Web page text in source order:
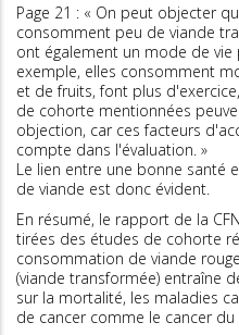
Page 21 : « On peut objecter
consomment peu de viande
ont également un mode de
exemple, elles consomment
et de fruits, font plus
de cohorte mentionnées
objection, car ces facteurs
compte dans l'évaluation. »
Le lien entre une bonne santé
de viande est donc évident.
En résumé, le rapport de la
tirées des études de cohorte
consommation de viande
(viande transformée) entraîne
sur la mortalité, les maladies
de cancer comme le cancer